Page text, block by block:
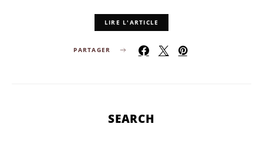
LIRE L'ARTICLE
PARTAGER
SEARCH